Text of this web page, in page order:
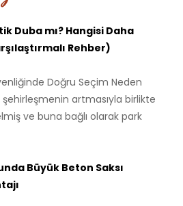
Duba mı? Hangisi Daha
Rehber)
Doğru Seçim Neden
artmasıyla birlikte
ve buna bağlı olarak park
Büyük Beton Saksı